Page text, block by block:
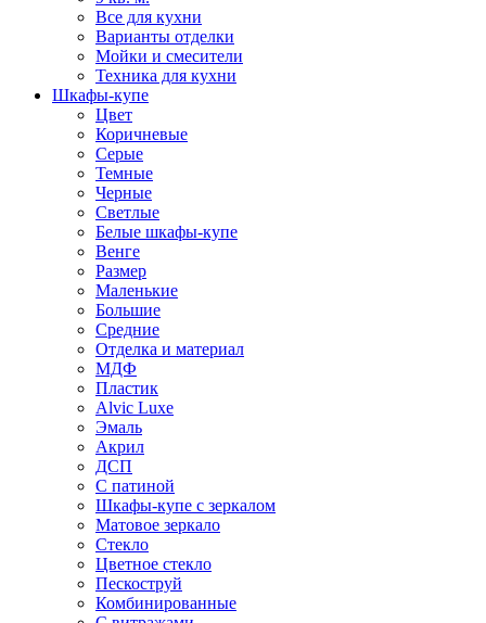
Все для кухни
Варианты отделки
Мойки и смесители
Техника для кухни
Шкафы-купе
Цвет
Коричневые
Серые
Темные
Черные
Светлые
Белые шкафы-купе
Венге
Размер
Маленькие
Большие
Средние
Отделка и материал
МДФ
Пластик
Alvic Luxe
Эмаль
Акрил
ДСП
С патиной
Шкафы-купе с зеркалом
Матовое зеркало
Стекло
Цветное стекло
Пескоструй
Комбинированные